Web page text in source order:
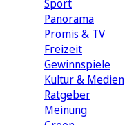
Sport
Panorama
Promis & TV
Freizeit
Gewinnspiele
Kultur & Medien
Ratgeber
Meinung